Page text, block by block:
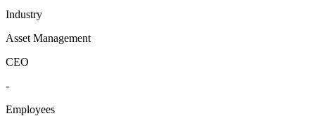
Industry
Asset Management
CEO
-
Employees